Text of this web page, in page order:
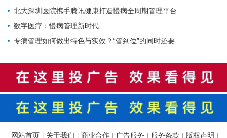
北大深圳医院携手腾讯健康打造慢病全周期管理平台，已落地超百家社康中心
数字医疗：慢病管理新时代
专病管理如何做出特色与实效？“管到位”的同时还要“强内涵”
网站首页 关于我们 商业合作 广告服务 服务条款 版权声明